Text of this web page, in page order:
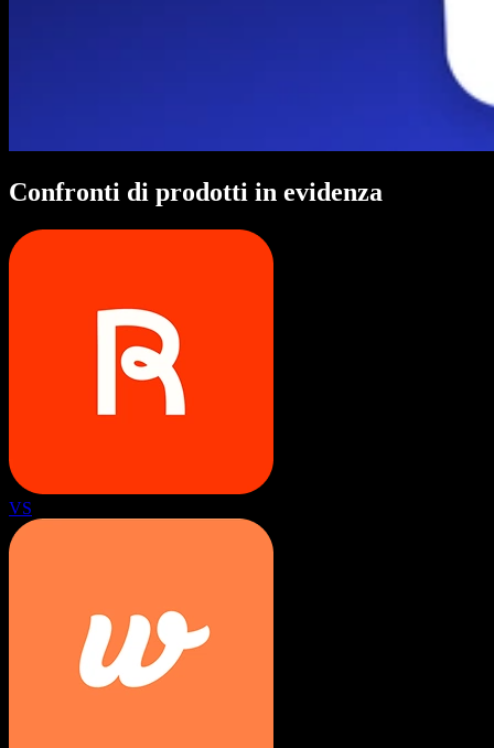
Confronti di prodotti in evidenza
VS